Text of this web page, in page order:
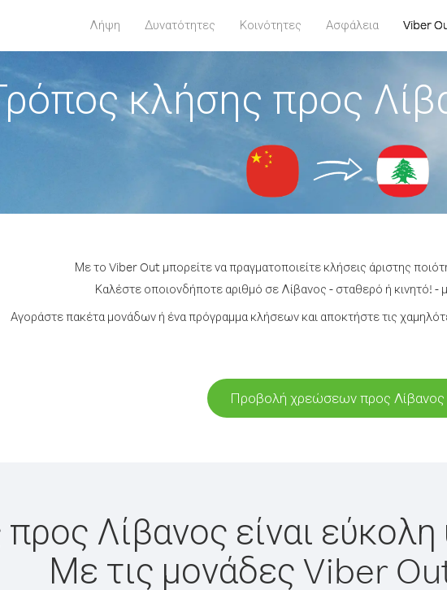
Λήψη Δυνατότητες Κοινότητες Ασφάλεια Viber
κλήσης προς
Με το Viber Out μπορείτε να πραγματοποιείτε κλήσεις άριστης
Καλέστε οποιονδήποτε αριθμό σε Λίβανος - σταθερό ή κινητό! -
Αγοράστε πακέτα μονάδων ή ένα πρόγραμμα κλήσεων και αποκτήστε τις
Προβολή χρεώσεων προς Λίβανος
προς Λίβανος είναι
Με τις μονάδες Viber